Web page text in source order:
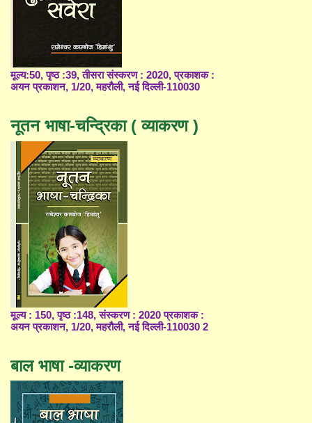
मूल्य:50, पृष्ठ :39, तीसरा संस्करण : 2020, प्रकाशक :
अयन प्रकाशन, 1/20, महरौली, नई दिल्ली-110030
नूतन भाषा-चन्द्रिका ( व्याकरण )
मूल्य : 150, पृष्ठ :148, संस्करण : 2020 प्रकाशक :
अयन प्रकाशन, 1/20, महरौली, नई दिल्ली-110030 2
बाल भाषा -व्याकरण